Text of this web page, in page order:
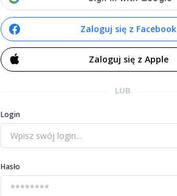
Zaloguj się z Facebook
Zaloguj się z Apple
LUB
Login
Hasło